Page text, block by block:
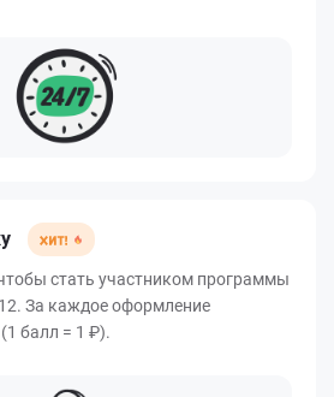
стать участником программы
За каждое оформление
балл = 1 ₽).